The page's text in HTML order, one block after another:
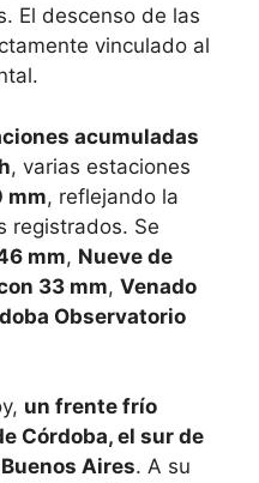
El descenso de las
vinculado al
acumuladas
, varias estaciones
mm, reflejando la
registrados. Se
mm, Nueve de
33 mm, Venado
Observatorio
un frente frío
Córdoba, el sur de
Aires. A su